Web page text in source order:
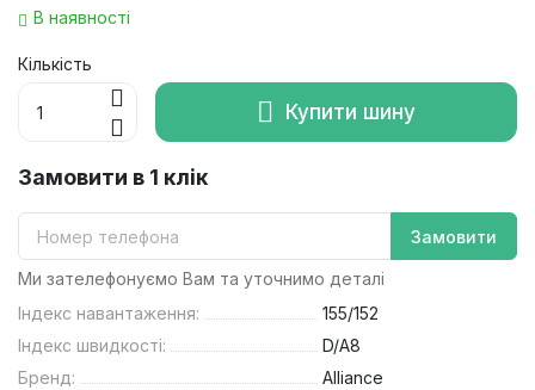
В наявності
Кількість
Купити шину
Замовити в 1 клік
Замовити
Ми зателефонуємо Вам та уточнимо деталі
Індекс навантаження:
155/152
Індекс швидкості:
D/A8
Бренд:
Alliance